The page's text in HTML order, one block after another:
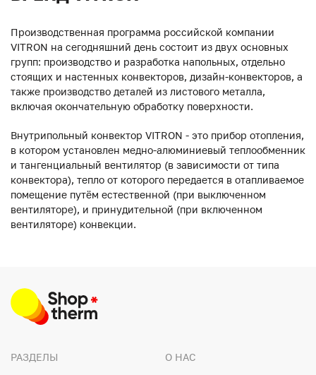
Производственная программа российской компании
VITRON на сегодняшний день состоит из двух основных
групп: производство и разработка напольных, отдельно
стоящих и настенных конвекторов, дизайн-конвекторов, а
также производство деталей из листового металла,
включая окончательную обработку поверхности.
Внутрипольный конвектор VITRON - это прибор отопления,
в котором установлен медно-алюминиевый теплообменник
и тангенциальный вентилятор (в зависимости от типа
конвектора), тепло от которого передается в отапливаемое
помещение путём естественной (при выключенном
вентиляторе), и принудительной (при включенном
вентиляторе) конвекции.
РАЗДЕЛЫ О НАС